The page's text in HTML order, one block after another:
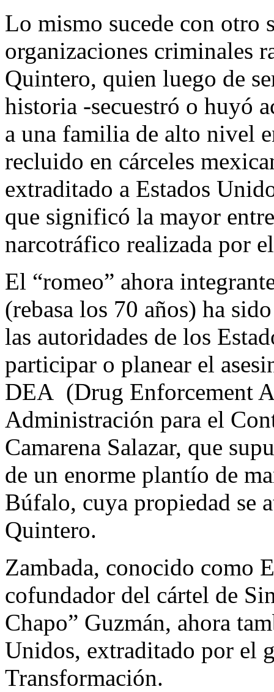
Lo mismo sucede con otro
organizaciones criminales
Quintero, quien luego de
historia -secuestró o huyó
a una familia de alto nivel
recluido en cárceles
extraditado a Estados
que significó la mayor
narcotráfico realizada por
El “romeo” ahora
(rebasa los 70 años) ha
las autoridades de los
participar o planear el
DEA (Drug Enforcement
Administración para el
Camarena Salazar, que
de un enorme plantío de
Búfalo, cuya propiedad se
Quintero.
Zambada, conocido como
cofundador del cártel de
Chapo” Guzmán, ahora
Unidos, extraditado por el
Transformación.